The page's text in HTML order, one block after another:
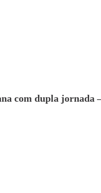
com dupla